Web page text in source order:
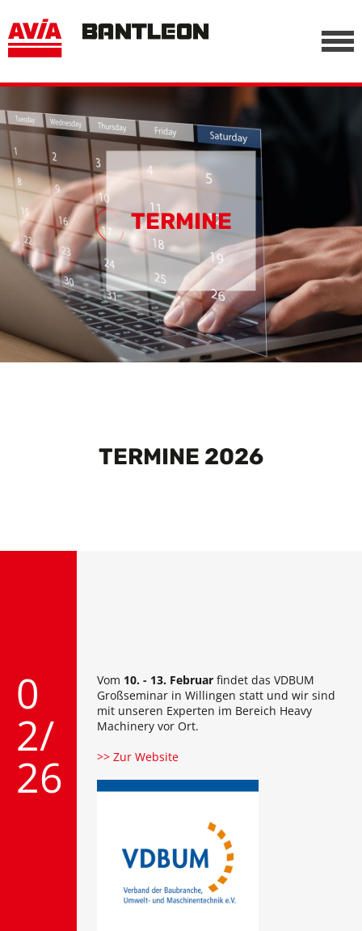
-->
TERMINE
TERMINE 2026
0
2/
26
Vom 10. - 13. Februar findet das VDBUM
Großseminar in Willingen statt und wir sind
mit unseren Experten im Bereich Heavy
Machinery vor Ort.
>> Zur Website